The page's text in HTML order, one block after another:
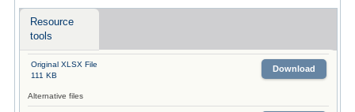
Resource
tools
Original XLSX File
111 KB
Download
Alternative files